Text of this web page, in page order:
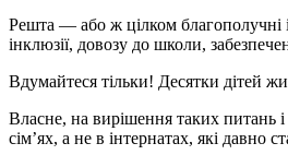
Решта — або ж цілком благополучні
інклюзії, довозу до школи,
Вдумайтеся тільки! Десятки дітей
Власне, на вирішення таких питань
сім’ях, а не в інтернатах, які давно